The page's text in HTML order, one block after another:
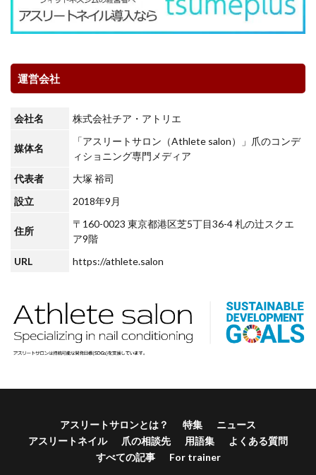
運営会社
会社名 株式会社チア・アトリエ
媒体名
「アスリートサロン（Athlete salon）」爪のコンデ
ィショニング専門メディア
代表者
大塚 裕司
設立
2018年9月
住所
〒160-0023 東京都港区芝5丁目36-4 札の辻スクエ
ア9階
URL
https://athlete.salon
アスリートサロンとは？ 特集
ニュース
アスリートネイル
爪の相談先 用語集
よくある質問
すべての記事
For trainer